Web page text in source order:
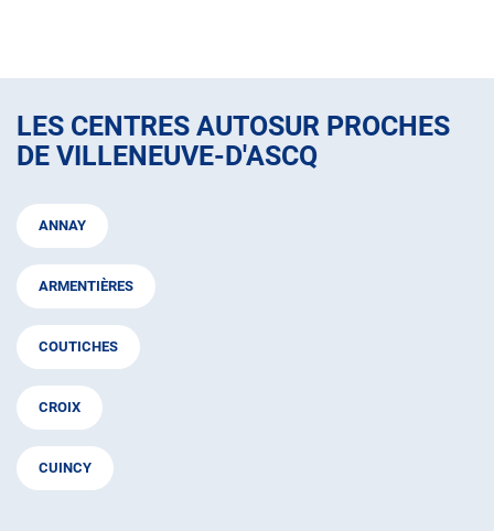
LES CENTRES AUTOSUR PROCHES
DE VILLENEUVE-D'ASCQ
ANNAY
ARMENTIÈRES
COUTICHES
CROIX
CUINCY